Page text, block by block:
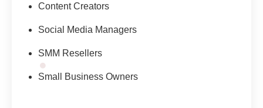
Content Creators
Social Media Managers
SMM Resellers
Small Business Owners